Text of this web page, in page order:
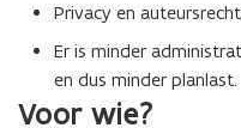
Privacy en
Er is minder
en dus minder planlast.
Voor wie?